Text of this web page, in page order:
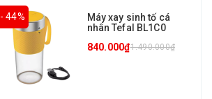
- 44%
Máy xay sinh tố cá
nhân Tefal BL1C0
1.490.000₫
840.000₫